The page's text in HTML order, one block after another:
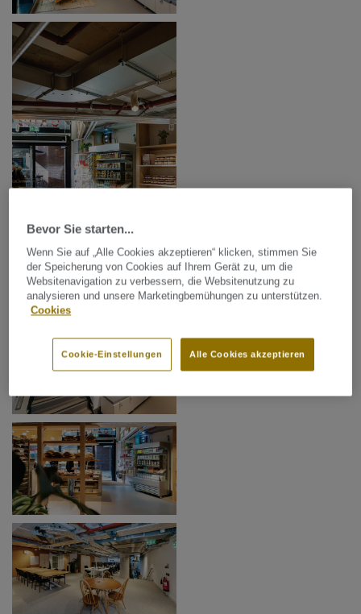
Bevor Sie starten...
Wenn Sie auf „Alle Cookies akzeptieren“ klicken, stimmen Sie
der Speicherung von Cookies auf Ihrem Gerät zu, um die
Websitenavigation zu verbessern, die Websitenutzung zu
analysieren und unsere Marketingbemühungen zu unterstützen.
Cookies
Alle Cookies akzeptieren
Cookie-Einstellungen